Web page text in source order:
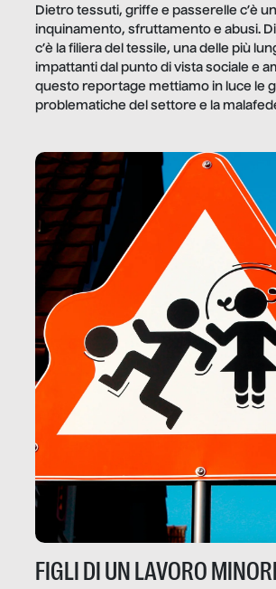
Dietro tessuti, griffe e passerelle c’è
inquinamento, sfruttamento e abusi.
c’è la filiera del tessile, una delle più
impattanti dal punto di vista sociale e
questo reportage mettiamo in luce le
problematiche del settore e la
FIGLI DI UN LAVORO